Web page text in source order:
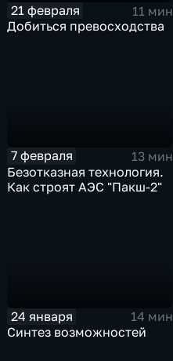
21 февраля
11 мин
Добиться превосходства
7 февраля
13 мин
Безотказная технология.
Как строят АЭС "Пакш-2"
24 января
14 мин
Синтез возможностей